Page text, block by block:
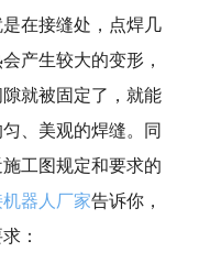
在接缝处，点焊几
产生较大的变形，
就被固定了，就能
、美观的焊缝。同
工图规定和要求的
器人厂家告诉你，
：